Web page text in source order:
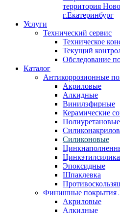
территория
г.Екатеринбург
Услуги
Технический сервис
Техническое
Текущий
Обследование
Каталог
Антикоррозионные
Акриловые
Алкидные
Винилэфирные
Керамические
Полиуретановые
Силиконовые
Эпоксидные
Шпаклевка
Финишные покрытия
Акриловые
Алкидные